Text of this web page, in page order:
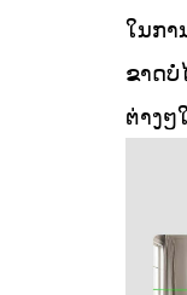
ໃນກາ
ຂາດບໍ່
ຕ່າງໆ